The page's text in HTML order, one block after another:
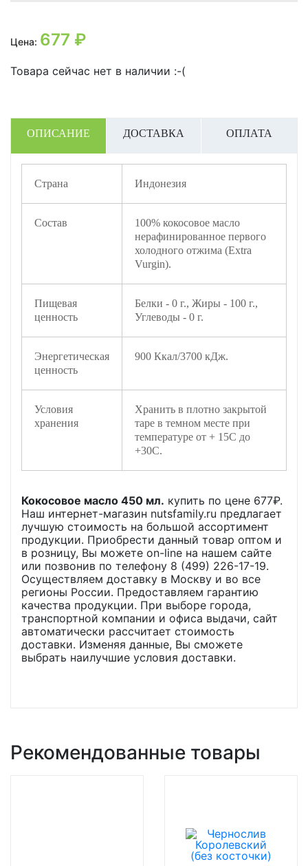
Цена: 677 ₽
Товара сейчас нет в наличии :-(
ОПИСАНИЕ ДОСТАВКА ОПЛАТА
Страна Индонезия
Состав
100% кокосовое масло
нерафинированное первого
холодного отжима (Extra
Vurgin).
Пищевая
ценность
Белки - 0 г., Жиры - 100 г.,
Углеводы - 0 г.
Энергетическая
ценность
900 Ккал/3700 кДж.
Условия
хранения
Хранить в плотно закрытой
таре в темном месте при
температуре от + 15С до
+30С.
Кокосовое масло 450 мл. купить по цене 677₽.
Наш интернет-магазин nutsfamily.ru предлагает
лучшую стоимость на большой ассортимент
продукции. Приобрести данный товар оптом и
в розницу, Вы можете on-line на нашем сайте
или позвонив по телефону 8 (499) 226-17-19.
Осуществляем доставку в Москву и во все
регионы России. Предоставляем гарантию
качества продукции. При выборе города,
транспортной компании и офиса выдачи, сайт
автоматически рассчитает стоимость
доставки. Изменяя данные, Вы сможете
выбрать наилучшие условия доставки.
Рекомендованные товары